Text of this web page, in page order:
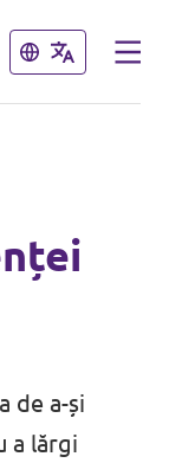
Închide
țările
Închide
de a-și
a lărgi